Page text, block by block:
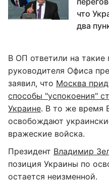
что
два
В ОП ответили на такие
руководителя Офиса
заявил, что Москва
способы "успокоения"
Украине. В то же время
освобождают
вражеские войска.
Президент Владимир
позиция Украины по
остается неизменной.